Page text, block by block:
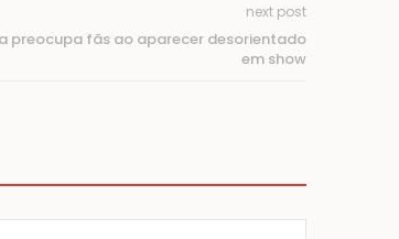
next post
preocupa fãs ao aparecer desorientado
em show